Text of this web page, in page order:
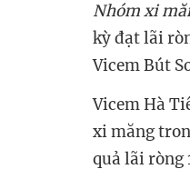
Nhóm xi
kỳ đạt lãi
Vicem Bút
Vicem Hà
xi măng
quả lãi ròng